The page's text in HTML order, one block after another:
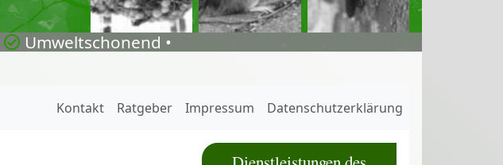
Umweltschonend •
Kontakt Ratgeber Impressum Datenschutzerklärung